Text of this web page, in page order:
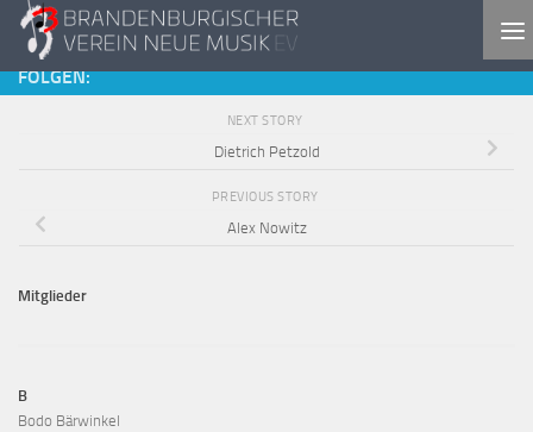
Skip to content
FOLGEN:
NEXT STORY
Dietrich Petzold
PREVIOUS STORY
Alex Nowitz
Mitglieder
B
Bodo Bärwinkel